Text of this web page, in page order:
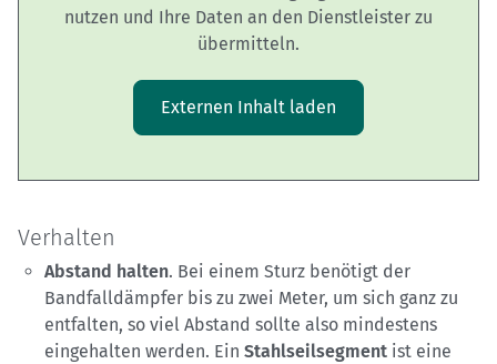
nutzen und Ihre Daten an den Dienstleister zu
übermitteln.
Externen Inhalt laden
Verhalten
Abstand halten. Bei einem Sturz benötigt der
Bandfalldämpfer bis zu zwei Meter, um sich ganz zu
entfalten, so viel Abstand sollte also mindestens
eingehalten werden. Ein Stahlseilsegment ist eine